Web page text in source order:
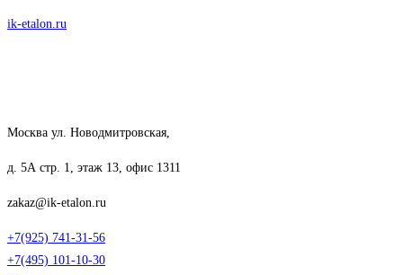
Перейти
ik-etalon.ru
Москва ул. Новодмитровская,
д. 5А стр. 1, этаж 13, офис 1311
zakaz@ik-etalon.ru
+7(925) 741-31-56
+7(495) 101-10-30